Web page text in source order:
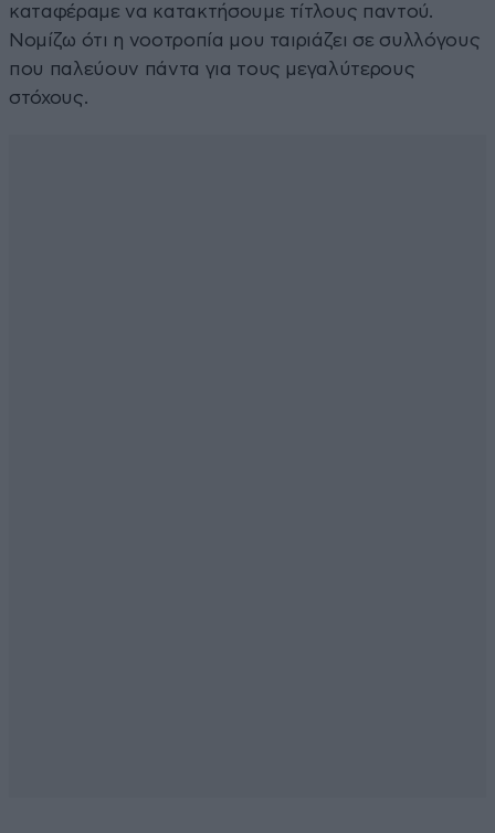
καταφέραμε να κατακτήσουμε τίτλους παντού.
Νομίζω ότι η νοοτροπία μου ταιριάζει σε συλλόγους
που παλεύουν πάντα για τους μεγαλύτερους
στόχους.